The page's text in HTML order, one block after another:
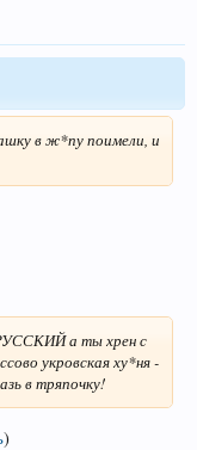
в ж*пу поимели, и
а ты хрен с
укровская ху*ня -
в тряпочку!
)